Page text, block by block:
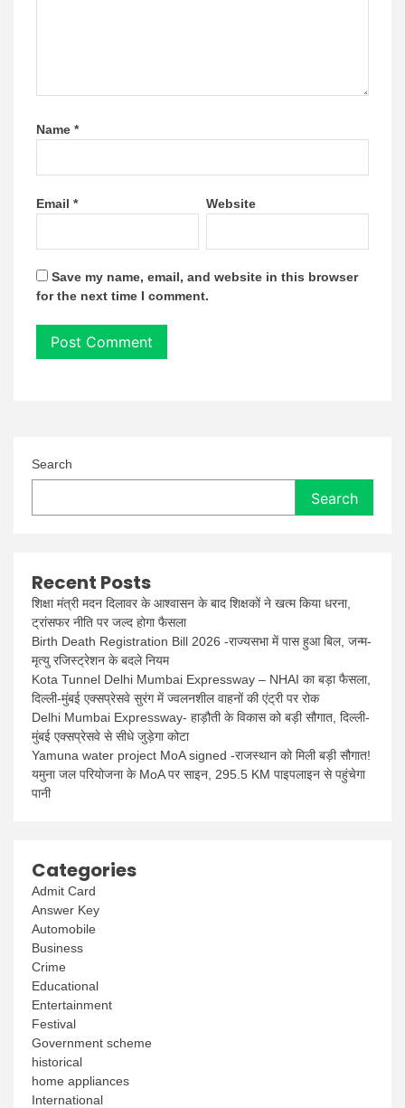
Name *
Email * Website
Save my name, email, and website in this browser
for the next time I comment.
Search
Search
Recent Posts
शिक्षा मंत्री मदन दिलावर के आश्वासन के बाद शिक्षकों ने खत्म किया धरना,
ट्रांसफर नीति पर जल्द होगा फैसला
Birth Death Registration Bill 2026 -राज्यसभा में पास हुआ बिल, जन्म-
मृत्यु रजिस्ट्रेशन के बदले नियम
Kota Tunnel Delhi Mumbai Expressway – NHAI का बड़ा फैसला,
दिल्ली-मुंबई एक्सप्रेसवे सुरंग में ज्वलनशील वाहनों की एंट्री पर रोक
Delhi Mumbai Expressway- हाड़ौती के विकास को बड़ी सौगात, दिल्ली-
मुंबई एक्सप्रेसवे से सीधे जुड़ेगा कोटा
Yamuna water project MoA signed -राजस्थान को मिली बड़ी सौगात!
यमुना जल परियोजना के MoA पर साइन, 295.5 KM पाइपलाइन से पहुंचेगा
पानी
Categories
Admit Card
Answer Key
Automobile
Business
Crime
Educational
Entertainment
Festival
Government scheme
historical
home appliances
International